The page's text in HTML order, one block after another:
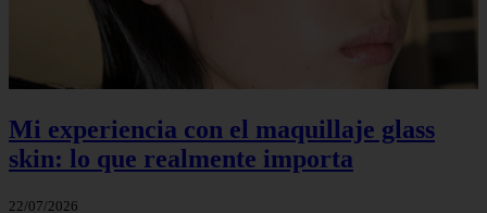
Mi experiencia con el maquillaje glass
skin: lo que realmente importa
22/07/2026